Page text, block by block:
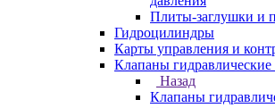
Плиты-заглушки и
Гидроцилиндры
Карты управления и
Клапаны гидравлические
Назад
Клапаны